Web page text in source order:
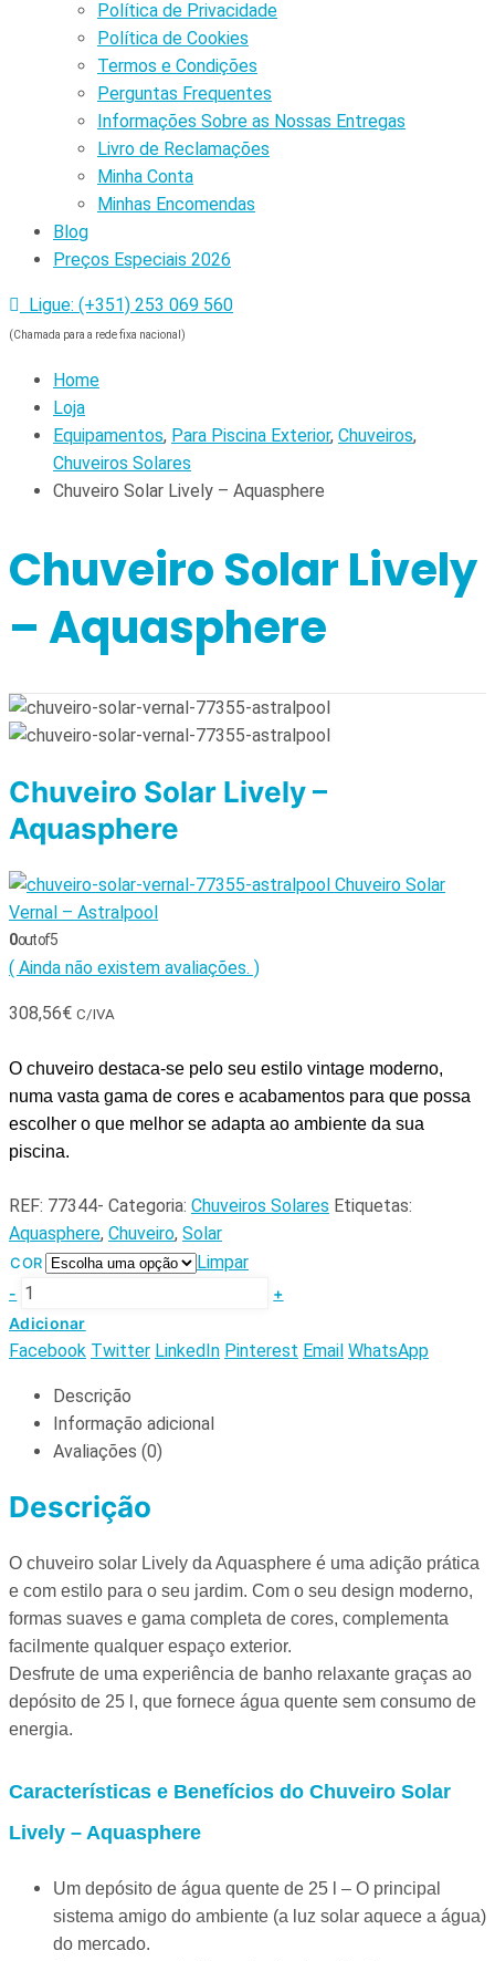
Política de Privacidade
Política de Cookies
Termos e Condições
Perguntas Frequentes
Informações Sobre as Nossas Entregas
Livro de Reclamações
Minha Conta
Minhas Encomendas
Blog
Preços Especiais 2026
Ligue: (+351) 253 069 560
(Chamada para a rede fixa nacional)
Home
Loja
Equipamentos, Para Piscina Exterior, Chuveiros,
Chuveiros Solares
Chuveiro Solar Lively – Aquasphere
Chuveiro Solar Lively
– Aquasphere
Chuveiro Solar Lively –
Aquasphere
Chuveiro Solar
Vernal – Astralpool
0out of 5
( Ainda não existem avaliações. )
308,56€ C/IVA
O chuveiro destaca-se pelo seu estilo vintage moderno,
numa vasta gama de cores e acabamentos para que possa
escolher o que melhor se adapta ao ambiente da sua
piscina.
REF: 77344- Categoria: Chuveiros Solares Etiquetas:
Aquasphere, Chuveiro, Solar
COR Limpar
-
+
Adicionar
Facebook Twitter LinkedIn Pinterest Email WhatsApp
Descrição
Informação adicional
Avaliações (0)
Descrição
O chuveiro solar Lively da Aquasphere é uma adição prática
e com estilo para o seu jardim. Com o seu design moderno,
formas suaves e gama completa de cores, complementa
facilmente qualquer espaço exterior.
Desfrute de uma experiência de banho relaxante graças ao
depósito de 25 l, que fornece água quente sem consumo de
energia.
Características e Benefícios do Chuveiro Solar
Lively – Aquasphere
Um depósito de água quente de 25 l – O principal
sistema amigo do ambiente (a luz solar aquece a água)
do mercado.